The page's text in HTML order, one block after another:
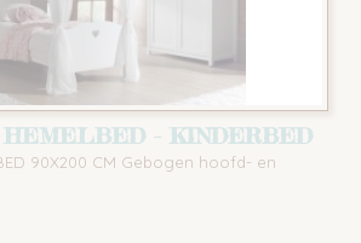
HEMELBED - KINDERBED
90X200 CM Gebogen hoofd- en